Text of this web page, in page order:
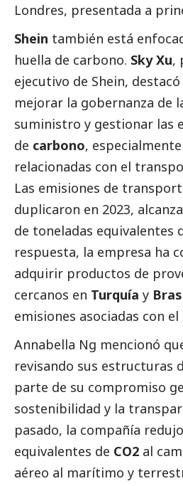
Londres, presentada a
Shein también está
huella de carbono. Sky Xu,
ejecutivo de Shein,
mejorar la gobernanza de
suministro y gestionar las
de carbono,
relacionadas con el
Las emisiones de
duplicaron en 2023,
de toneladas equivalentes
respuesta, la empresa ha
adquirir productos de
cercanos en Turquía y
emisiones asociadas con
Annabella Ng mencionó
revisando sus estructuras
parte de su compromiso
sostenibilidad y la
pasado, la compañía
equivalentes de CO2 al
aéreo al marítimo y